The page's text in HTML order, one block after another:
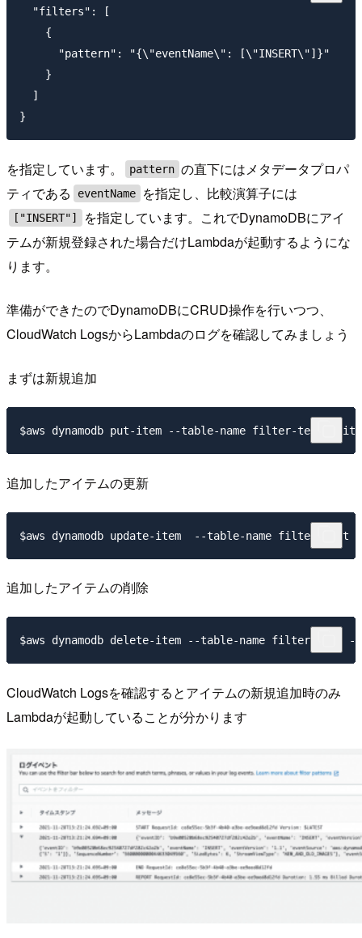
  "filters": [
    {
      "pattern": "{\"eventName\": [\"INSERT\"]}"
    }
  ]
を指定しています。 pattern の直下にはメタデータプロパ
ティである
eventName を指定し、比較演算子には
["INSERT"]
を指定しています。これでDynamoDBにアイ
テムが新規登録された場合だけLambdaが起動するようにな
ります。
準備ができたのでDynamoDBにCRUD操作を行いつつ、
CloudWatch LogsからLambdaのログを確認してみましょう
まずは新規追加
追加したアイテムの更新
追加したアイテムの削除
CloudWatch Logsを確認するとアイテムの新規追加時のみ
Lambdaが起動していることが分かります